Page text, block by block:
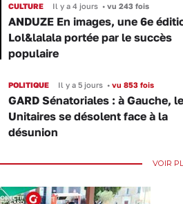
CULTURE Il y a 4 jours •vu 243 fois
ANDUZE En images, une 6e
Lol&lalala portée par le succès
populaire
POLITIQUE Il y a 5 jours •vu 853 fois
GARD Sénatoriales : à Gauche,
Unitaires se désolent face à la
désunion
VOIR